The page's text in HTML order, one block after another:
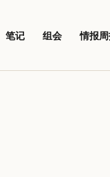
笔记 组会 情报